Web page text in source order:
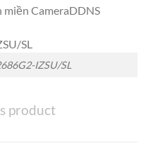
CameraDDNS
IZSU/SL
product